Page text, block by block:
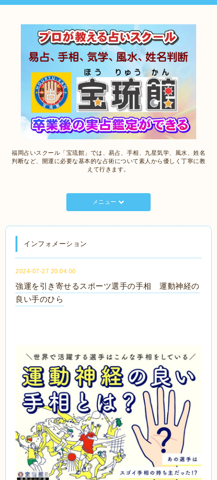
福岡占いスクール「宝琉館」では、易占、手相、九星気学、風水、姓名
判断など、開運に必要な基本的な占術について素人から優しく丁寧に教
えて行きます。
メニュー
インフォメーション
2024-07-27 20:04:00
強運を引き寄せるスポーツ選手の手相 運動神経の
良い手のひら